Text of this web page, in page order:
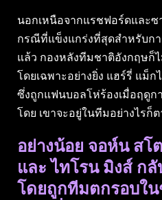
นอกเหนือจากแรชฟอร์ดและซ
กรณีที่แข็งแกร่งที่สุดสำหรับกา
แล้ว กองหลังทีมชาติอังกฤษก็
โดยเฉพาะอย่างยิ่ง แฮร์รี่ แม็ก
ซึ่งถูกแฟนบอลโห่ร้องเมื่อฤดู
โดย เขาจะอยู่ในทีมอย่างไรก็
อย่างน้อย จอห์น สโ
และ ไทโรน มิงส์ ก
โดยถูกทีมตกรอบใ